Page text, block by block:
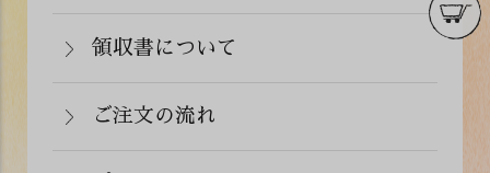
※クール便の場合は送料＋クール代金
んたん決済・au PAY・ソフトバンクまと
めて支払い(B)がご利用頂けます。
着後の返品は基本的にお受け出来ませ
いはご注文と違う商品が届いた場合は、
領収書について
の備考欄にてお知らせ下さい。なお、お
ご注文の流れ